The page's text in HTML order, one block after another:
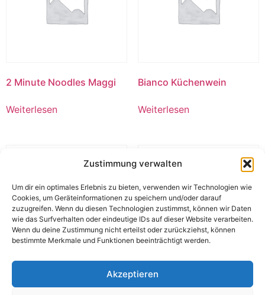
Zustimmung verwalten
Um dir ein optimales Erlebnis zu bieten, verwenden wir Technologien wie
Cookies, um Geräteinformationen zu speichern und/oder darauf
zuzugreifen. Wenn du diesen Technologien zustimmst, können wir Daten
wie das Surfverhalten oder eindeutige IDs auf dieser Website verarbeiten.
Wenn du deine Zustimmung nicht erteilst oder zurückziehst, können
bestimmte Merkmale und Funktionen beeinträchtigt werden.
Akzeptieren
2 Minute Noodles Maggi
Weiterlesen
Bianco Küchenwein
Weiterlesen
Unterschied 19%
Kurkary Munch Masala